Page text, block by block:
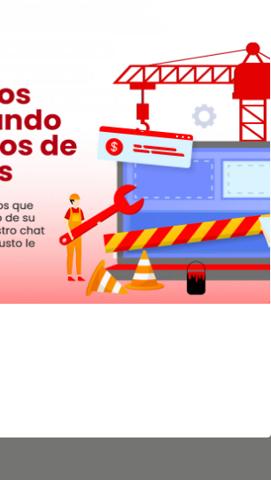
en tiempo real
de pantalla
en Windows
en PC
y video en Windows
RecExperts
de pantalla en Windows